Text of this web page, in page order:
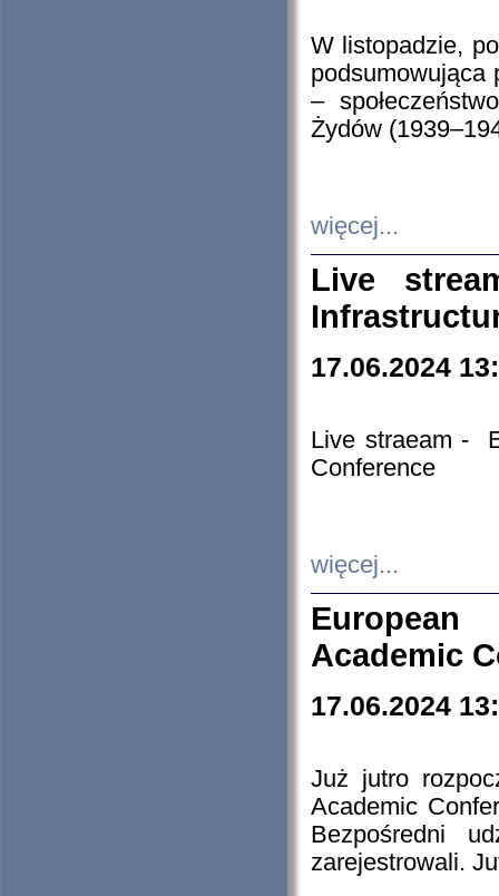
W listopadzie,
podsumowująca
–
Żydów
więcej...
Live
17.06.2024
Live straeam -
Conference
więcej...
European
Academic
17.06.2024
Już jutro
Academic
Bezpośredni
zarejestrowali.